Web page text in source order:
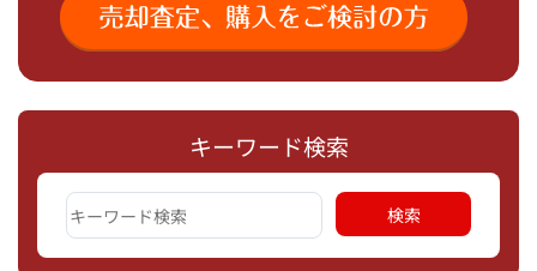
キーワード検索